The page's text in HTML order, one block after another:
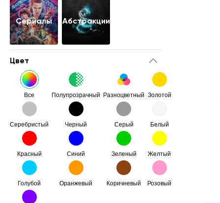
Сериалы Абстракции
Цвет
Все Полупрозрачный Разноцветный Золотой
Серебристый Черный Серый Белый
Красный Синий Зеленый Желтый
Голубой Оранжевый Коричневый Розовый